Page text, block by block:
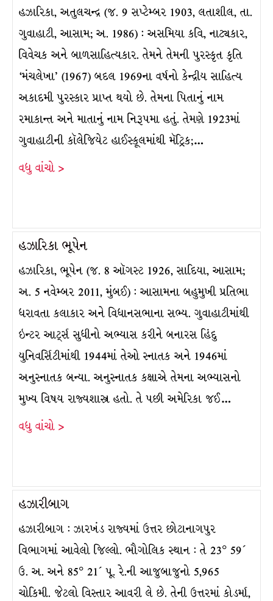
હઝારિકા, અતુલચન્દ્ર (જ. 9 સપ્ટેમ્બર 1903, લતાશીલ, તા.
ગુવાહાટી, આસામ; અ. 1986) : અસમિયા કવિ, નાટ્યકાર,
વિવેચક અને બાળસાહિત્યકાર. તેમને તેમની પુરસ્કૃત કૃતિ
‘મંચલેખા’ (1967) બદલ 1969ના વર્ષનો કેન્દ્રીય સાહિત્ય
અકાદમી પુરસ્કાર પ્રાપ્ત થયો છે. તેમના પિતાનું નામ
રમાકાન્ત અને માતાનું નામ નિરૂપમા હતું. તેમણે 1923માં
ગુવાહાટીની કૉલેજિયેટ હાઈસ્કૂલમાંથી મૅટ્રિક;…
વધુ વાંચો >
હઝારિકા ભૂપેન
હઝારિકા, ભૂપેન (જ. 8 ઑગસ્ટ 1926, સાદિયા, આસામ;
અ. 5 નવેમ્બર 2011, મુંબઈ) : આસામના બહુમુખી પ્રતિભા
ધરાવતા કલાકાર અને વિધાનસભાના સભ્ય. ગુવાહાટીમાંથી
ઇન્ટર આર્ટ્સ સુધીનો અભ્યાસ કરીને બનારસ હિંદુ
યુનિવર્સિટીમાંથી 1944માં તેઓ સ્નાતક અને 1946માં
અનુસ્નાતક બન્યા. અનુસ્નાતક કક્ષાએ તેમના અભ્યાસનો
મુખ્ય વિષય રાજ્યશાસ્ત્ર હતો. તે પછી અમેરિકા જઈ…
વધુ વાંચો >
હઝારીબાગ
હઝારીબાગ : ઝારખંડ રાજ્યમાં ઉત્તર છોટાનાગપુર
વિભાગમાં આવેલો જિલ્લો. ભૌગોલિક સ્થાન : તે 23° 59´
ઉ. અ. અને 85° 21´ પૂ. રે.ની આજુબાજુનો 5,965
ચોકિમી. જેટલો વિસ્તાર આવરી લે છે. તેની ઉત્તરમાં કોડર્મા,